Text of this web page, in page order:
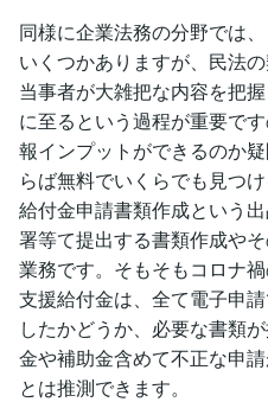
同様に企業法務の分野では
いくつかありますが、民法
当事者が大雑把な内容を把
に至るという過程が重要で
報インプットができるのか
らば無料でいくらでも見つ
給付金申請書類作成という
署等て提出する書類作成や
業務です。そもそもコロナ
支援給付金は、全て電子申
したかどうか、必要な書類
金や補助金含めて不正な申
とは推測できます。